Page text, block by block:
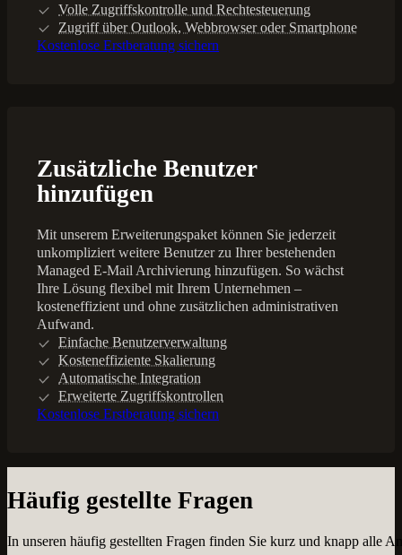
Volle Zugriffskontrolle und Rechtesteuerung
Zugriff über Outlook, Webbrowser oder Smartphone
Kostenlose Erstberatung sichern
Zusätzliche Benutzer
hinzufügen
Mit unserem Erweiterungspaket können Sie jederzeit
unkompliziert weitere Benutzer zu Ihrer bestehenden
Managed E-Mail Archivierung hinzufügen. So wächst
Ihre Lösung flexibel mit Ihrem Unternehmen –
kosteneffizient und ohne zusätzlichen administrativen
Aufwand.
Einfache Benutzerverwaltung
Kosteneffiziente Skalierung
Automatische Integration
Erweiterte Zugriffskontrollen
Kostenlose Erstberatung sichern
Häufig gestellte Fragen
In unseren häufig gestellten Fragen finden Sie kurz und knapp alle